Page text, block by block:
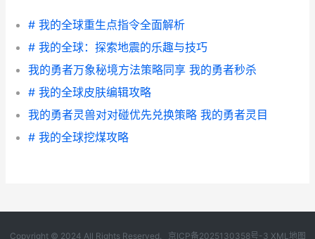
# 我的全球重生点指令全面解析
# 我的全球：探索地震的乐趣与技巧
我的勇者万象秘境方法策略同享 我的勇者秒杀
# 我的全球皮肤编辑攻略
我的勇者灵兽对对碰优先兑换策略 我的勇者灵目
# 我的全球挖煤攻略
Copyright © 2024 All Rights Reserved. 京ICP备2025130358号-3 XML地图